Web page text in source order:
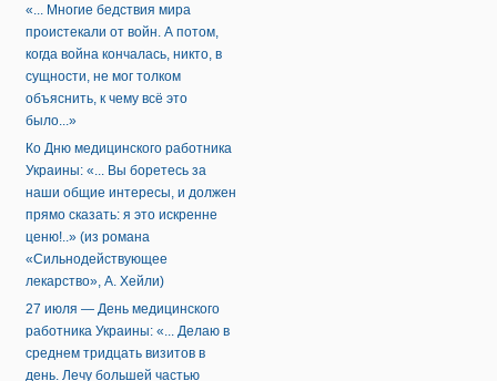
«... Многие бедствия мира
проистекали от войн. А потом,
когда война кончалась, никто, в
сущности, не мог толком
объяснить, к чему всё это
было...»
Ко Дню медицинского работника
Украины: «... Вы боретесь за
наши общие интересы, и должен
прямо сказать: я это искренне
ценю!..» (из романа
«Сильнодействующее
лекарство», А. Хейли)
27 июля — День медицинского
работника Украины: «... Делаю в
среднем тридцать визитов в
день. Лечу большей частью